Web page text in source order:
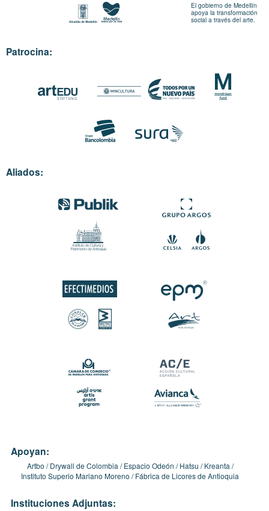
El gobierno de Medellín
apoya la transformación
social a través del arte.
Patrocina:
Aliados:
Apoyan:
Artbo Drywall de Colombia Espacio Odeón Hatsu
Kreanta
Instituto Superio Mariano Moreno
Fábrica de Licores de Antioquia
Instituciones Adjuntas: